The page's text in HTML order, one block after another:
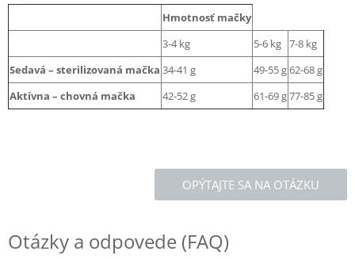
Hmotnosť mačky
3-4 kg
5-6 kg 7-8 kg
Sedavá – sterilizovaná mačka 34-41 g 49-55 g62-68 g
Aktívna – chovná mačka
42-52 g 61-69 g77-85 g
OPÝTAJTE SA NA OTÁZKU
Otázky a odpovede (FAQ)